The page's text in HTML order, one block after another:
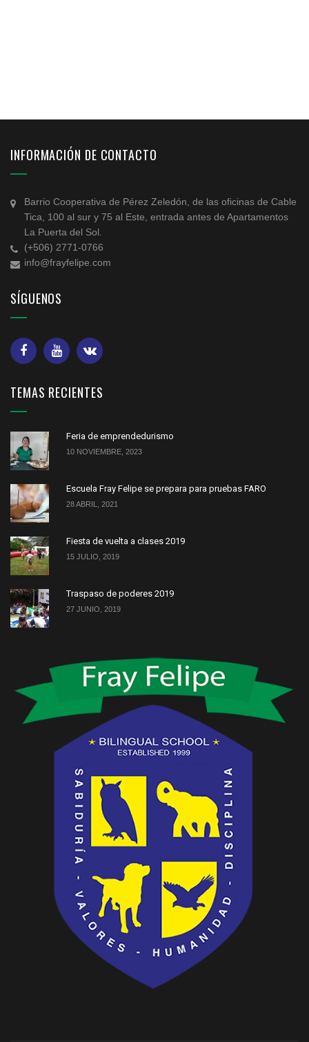
INFORMACIÓN DE CONTACTO
Barrio Cooperativa de Pérez Zeledón, de las oficinas de Cable
Tica, 100 al sur y 75 al Este, entrada antes de Apartamentos
La Puerta del Sol.
(+506) 2771-0766
info@frayfelipe.com
SÍGUENOS
TEMAS RECIENTES
Feria de emprendedurismo
10 NOVIEMBRE, 2023
Escuela Fray Felipe se prepara para pruebas FARO
28 ABRIL, 2021
Fiesta de vuelta a clases 2019
15 JULIO, 2019
Traspaso de poderes 2019
27 JUNIO, 2019